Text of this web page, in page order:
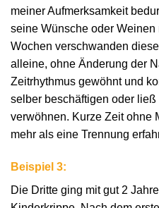
meiner Aufmerksamkeit
seine Wünsche oder
Wochen verschwanden
alleine, ohne Änderung der
Zeitrhythmus gewöhnt und
selber beschäftigen oder
verwöhnen. Kurze Zeit ohne
mehr als eine Trennung
Beispiel 3:
Die Dritte ging mit gut 2